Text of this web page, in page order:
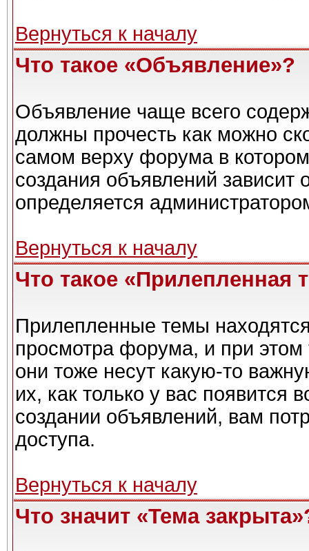
Вернуться к началу
Что такое «Объявление»?
Объявление чаще всего
должны прочесть как можно
самом верху форума в
создания объявлений зависит
определяется
Вернуться к началу
Что такое «Прилепленная
Прилепленные темы
просмотра форума, и при
они тоже несут какую-то
их, как только у вас появится
создании объявлений, вам
доступа.
Вернуться к началу
Что значит «Тема